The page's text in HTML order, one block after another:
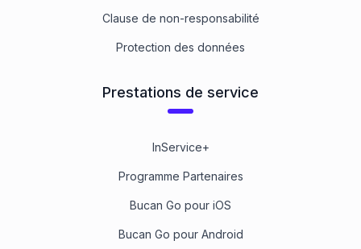
Clause de non-responsabilité
Protection des données
Prestations de service
InService+
Programme Partenaires
Bucan Go pour iOS
Bucan Go pour Android